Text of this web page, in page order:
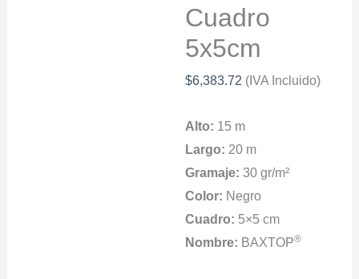
Cuadro
5x5cm
$6,383.72 (IVA Incluido)
Alto: 15 m
Largo: 20 m
Gramaje: 30 gr/m²
Color: Negro
Cuadro: 5×5 cm
Nombre: BAXTOP®